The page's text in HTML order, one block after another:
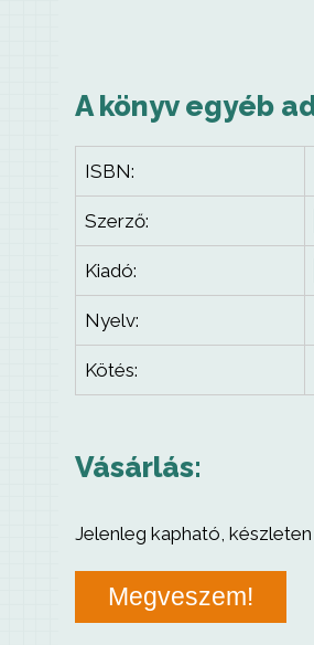
A könyv egyéb
ISBN:
Szerző:
Kiadó:
Nyelv:
Kötés:
Vásárlás:
Jelenleg kapható, készleten
Megveszem!